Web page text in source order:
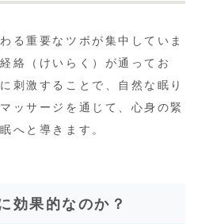
る重要なツボが集中していま
絡（けいらく）が通ってお
刺激することで、自然な眠り
ッサージを通じて、心身の緊
へと導きます。
効果的なのか？